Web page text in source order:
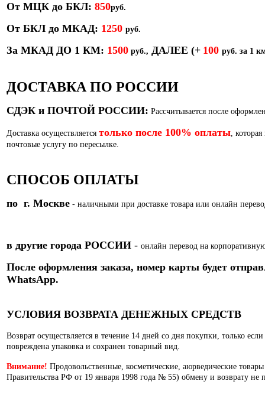
От МЦК до БКЛ: 850руб.
От БКЛ до МКАД: 1250 руб.
За МКАД ДО 1 КМ: 1500 руб., ДАЛЕЕ (+ 100 руб. за 1
ДОСТАВКА ПО РОССИИ
СДЭК и ПОЧТОЙ РОССИИ: Рассчитывается после
Доставка осуществляется только после 100% оплаты,
почтовые услугу по пересылке.
СПОСОБ ОПЛАТЫ
по г. Москве - наличными при доставке товара или онлайн
в другие города РОССИИ - онлайн перевод на
После оформления заказа, номер карты будет
WhatsApp.
УСЛОВИЯ ВОЗВРАТА ДЕНЕЖНЫХ СРЕДСТВ
Возврат осуществляется в течение 14 дней со дня покупки, только
повреждена упаковка и сохранен товарный вид.
Внимание! Продовольственные, косметические, аюрведические
Правительства РФ от 19 января 1998 года № 55) обмену и возврату не